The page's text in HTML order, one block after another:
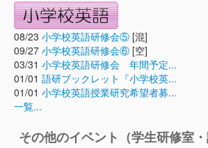
08/23 小学校英語研修会⑤ [混]
09/27 小学校英語研修会⑥ [空]
03/31 小学校英語研修会 年間予定...
01/01 語研ブックレット『小学校英...
01/01 小学校英語授業研究希望者募...
一覧...
その他のイベント（学生研修室